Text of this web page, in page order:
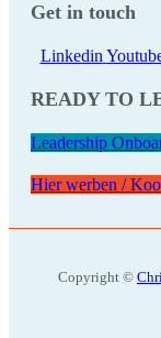
Get in touch
Linkedin
READY TO
Leadership
Hier werben /
Copyright ©